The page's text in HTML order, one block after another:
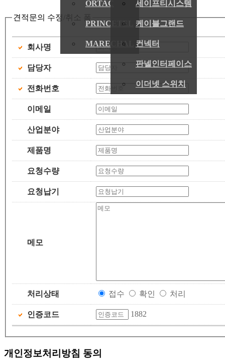
ORTAC
PRINCETEL
MARECHAL
세이프티시스템
케이블그랜드
컨넥터
판넬인터페이스
이더넷 스위치
견적문의 수정/취소 폼
회사명
담당자
전화번호
이메일
산업분야
제품명
요청수량
요청납기
메모
처리상태 접수 확인 처리
인증코드 1882
개인정보처리방침 동의